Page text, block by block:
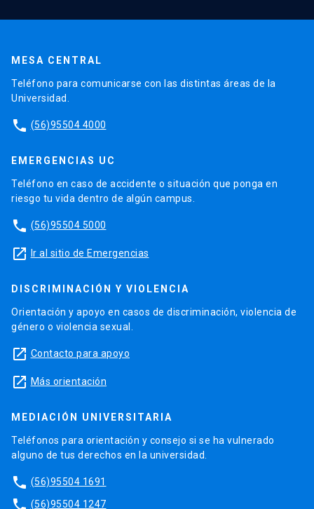
MESA CENTRAL
Teléfono para comunicarse con las distintas áreas de la
Universidad.
phone (56)95504 4000
EMERGENCIAS UC
Teléfono en caso de accidente o situación que ponga en
riesgo tu vida dentro de algún campus.
phone (56)95504 5000
launch Ir al sitio de Emergencias
DISCRIMINACIÓN Y VIOLENCIA
Orientación y apoyo en casos de discriminación, violencia de
género o violencia sexual.
launch Contacto para apoyo
launch Más orientación
MEDIACIÓN UNIVERSITARIA
Teléfonos para orientación y consejo si se ha vulnerado
alguno de tus derechos en la universidad.
phone (56)95504 1691
phone (56)95504 1247